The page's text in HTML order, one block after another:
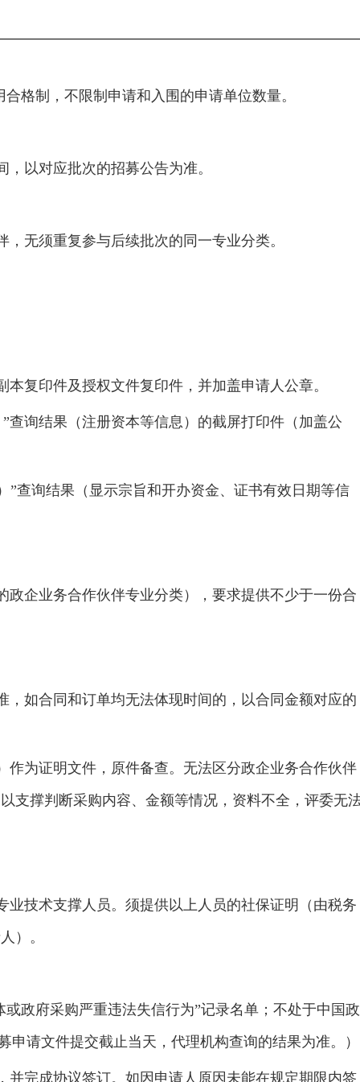
格制，不限制申请和入围的申请单位数量。
以对应批次的招募公告为准。
无须重复参与后续批次的同一专业分类。
复印件及授权文件复印件，并加盖申请人公章。
”查询结果（注册资本等信息）的截屏打印件（加盖公
”查询结果（显示宗旨和开办资金、证书有效日期等信
政企业务合作伙伴专业分类），要求提供不少于一份合
，如合同和订单均无法体现时间的，以合同金额对应的
作为证明文件，原件备查。无法区分政企业务合作伙伴
支撑判断采购内容、金额等情况，资料不全，评委无
技术支撑人员。须提供以上人员的社保证明（由税务
）。
政府采购严重违法失信行为”记录名单；不处于中国政
请文件提交截止当天，代理机构查询的结果为准。）
完成协议签订。如因申请人原因未能在规定期限内签